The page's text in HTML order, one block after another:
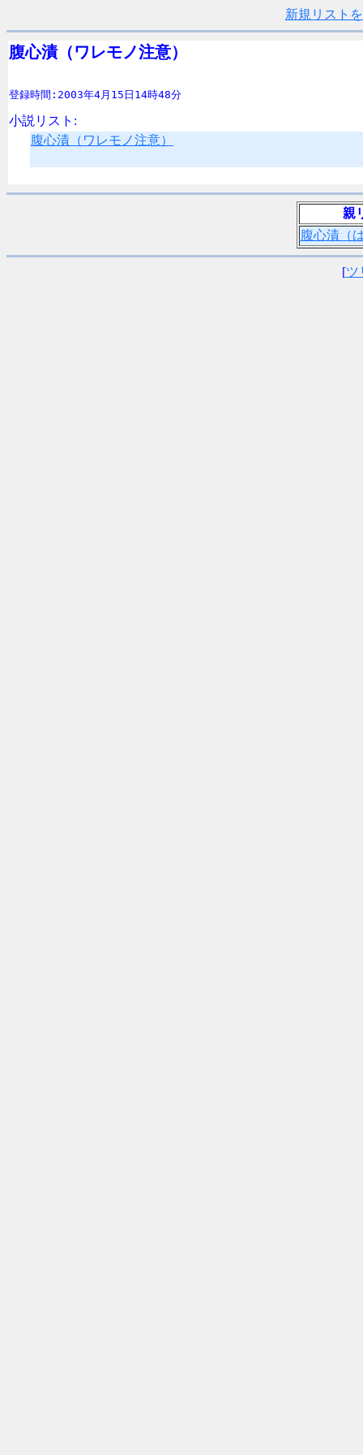
新規リスト
腹心漬（ワレモノ注意）
登録時間:2003年4月15日14時48分
小説リスト:
腹心漬（ワレモノ注意）
親
腹心漬（
[ツ